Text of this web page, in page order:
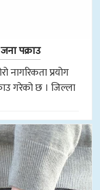
पक्राउ
नागरिकता प्रयोग
गरेको छ । जिल्ला